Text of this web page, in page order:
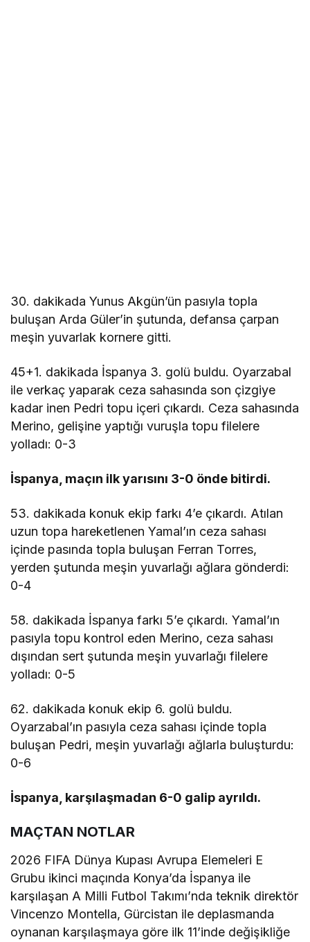
30. dakikada Yunus Akgün’ün pasıyla topla
buluşan Arda Güler’in şutunda, defansa çarpan
meşin yuvarlak kornere gitti.
45+1. dakikada İspanya 3. golü buldu. Oyarzabal
ile verkaç yaparak ceza sahasında son çizgiye
kadar inen Pedri topu içeri çıkardı. Ceza sahasında
Merino, gelişine yaptığı vuruşla topu filelere
yolladı: 0-3
İspanya, maçın ilk yarısını 3-0 önde bitirdi.
53. dakikada konuk ekip farkı 4’e çıkardı. Atılan
uzun topa hareketlenen Yamal’ın ceza sahası
içinde pasında topla buluşan Ferran Torres,
yerden şutunda meşin yuvarlağı ağlara gönderdi:
0-4
58. dakikada İspanya farkı 5’e çıkardı. Yamal’ın
pasıyla topu kontrol eden Merino, ceza sahası
dışından sert şutunda meşin yuvarlağı filelere
yolladı: 0-5
62. dakikada konuk ekip 6. golü buldu.
Oyarzabal’ın pasıyla ceza sahası içinde topla
buluşan Pedri, meşin yuvarlağı ağlarla buluşturdu:
0-6
İspanya, karşılaşmadan 6-0 galip ayrıldı.
MAÇTAN NOTLAR
2026 FIFA Dünya Kupası Avrupa Elemeleri E
Grubu ikinci maçında Konya’da İspanya ile
karşılaşan A Milli Futbol Takımı’nda teknik direktör
Vincenzo Montella, Gürcistan ile deplasmanda
oynanan karşılaşmaya göre ilk 11’inde değişikliğe